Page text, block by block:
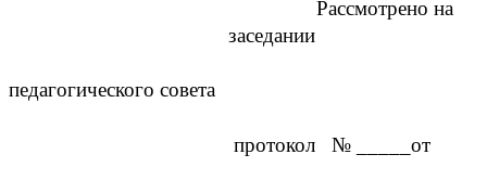
Рассмотрено на
заседании
педагогического совета
протокол № _____от